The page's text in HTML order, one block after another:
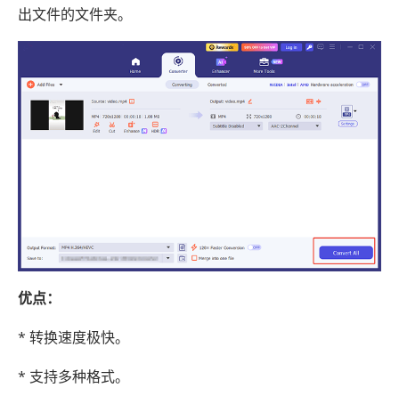
出文件的文件夹。
优点：
* 转换速度极快。
* 支持多种格式。